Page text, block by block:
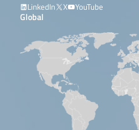
LinkedIn
X YouTube
Global